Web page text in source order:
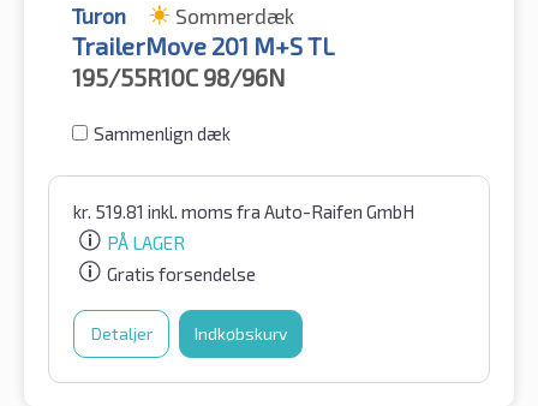
Turon Sommerdæk
TrailerMove 201 M+S TL
195/55R10C 98/96N
Sammenlign dæk
kr. 519.81 inkl. moms fra Auto-Raifen GmbH
PÅ LAGER
Gratis forsendelse
Detaljer Indkøbskurv